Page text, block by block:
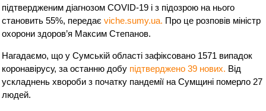
підтвердженим діагнозом COVID-19 і з підозрою на нього
становить 55%, передаєviche.sumy.ua. Про це розповів міністр
охорони здоров’я Максим Степанов.
Нагадаємо, що у Сумській області зафіксовано 1571 випадок
коронавірусу, за останню добу підтверджено 39 нових. Від
ускладнень хвороби з початку пандемії на Сумщині померло 27
людей.